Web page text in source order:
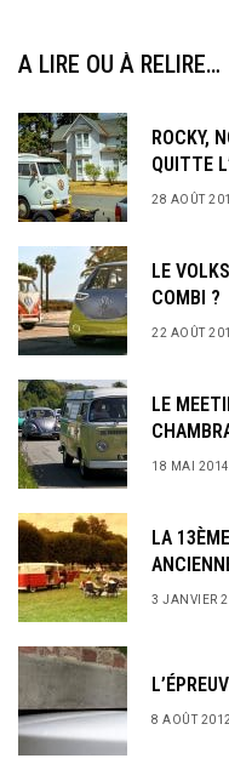
A LIRE OU À RELIRE…
ROCKY,
QUITTE
28 AOÛT
LE
COMBI ?
22 AOÛT
LE
18 MAI 2014
LA
3 JANVIER
8 AOÛT 2012